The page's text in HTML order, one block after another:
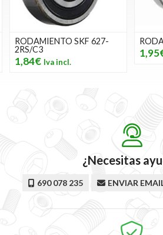
RODAMIENTO SKF 627-
2RS/C3
1,84€
¿Necesitas
690 078 235 ENVIAR